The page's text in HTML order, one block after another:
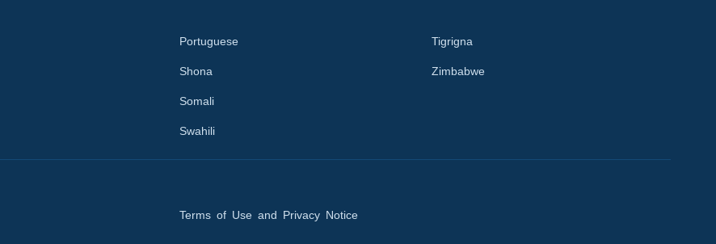
Portuguese
Shona
Somali
Swahili
Tigrigna
Zimbabwe
Terms of Use and Privacy Notice